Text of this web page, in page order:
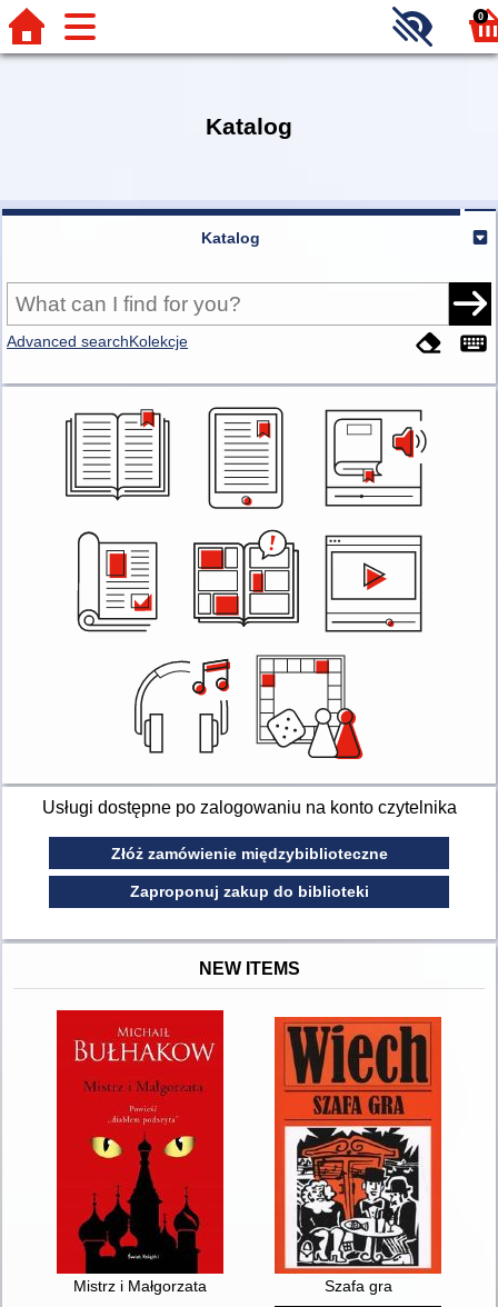
0
Katalog
Katalog
Advanced searchKolekcje
Usługi dostępne po zalogowaniu na konto czytelnika
Złóż zamówienie międzybiblioteczne
Zaproponuj zakup do biblioteki
NEW ITEMS
Mistrz i Małgorzata Szafa gra